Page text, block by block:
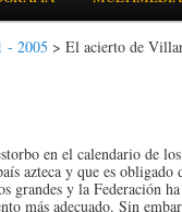
- 2005 > El acierto de
en el calendario de
azteca y que es
grandes y la Federación
más adecuado. Sin